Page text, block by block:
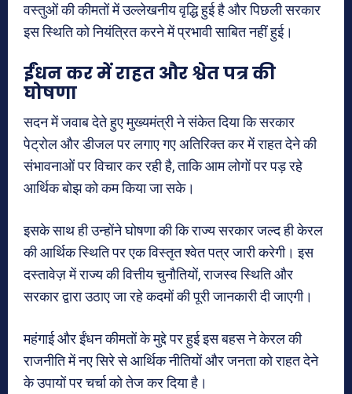
वस्तुओं की कीमतों में उल्लेखनीय वृद्धि हुई है और पिछली सरकार
इस स्थिति को नियंत्रित करने में प्रभावी साबित नहीं हुई।
ईंधन कर में राहत और श्वेत पत्र की
घोषणा
सदन में जवाब देते हुए मुख्यमंत्री ने संकेत दिया कि सरकार
पेट्रोल और डीजल पर लगाए गए अतिरिक्त कर में राहत देने की
संभावनाओं पर विचार कर रही है, ताकि आम लोगों पर पड़ रहे
आर्थिक बोझ को कम किया जा सके।
इसके साथ ही उन्होंने घोषणा की कि राज्य सरकार जल्द ही केरल
की आर्थिक स्थिति पर एक विस्तृत श्वेत पत्र जारी करेगी। इस
दस्तावेज़ में राज्य की वित्तीय चुनौतियों, राजस्व स्थिति और
सरकार द्वारा उठाए जा रहे कदमों की पूरी जानकारी दी जाएगी।
महंगाई और ईंधन कीमतों के मुद्दे पर हुई इस बहस ने केरल की
राजनीति में नए सिरे से आर्थिक नीतियों और जनता को राहत देने
के उपायों पर चर्चा को तेज कर दिया है।